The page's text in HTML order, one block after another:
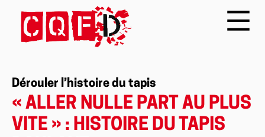
Dérouler l’histoire du tapis
« ALLER NULLE PART AU PLUS
VITE » : HISTOIRE DU TAPIS